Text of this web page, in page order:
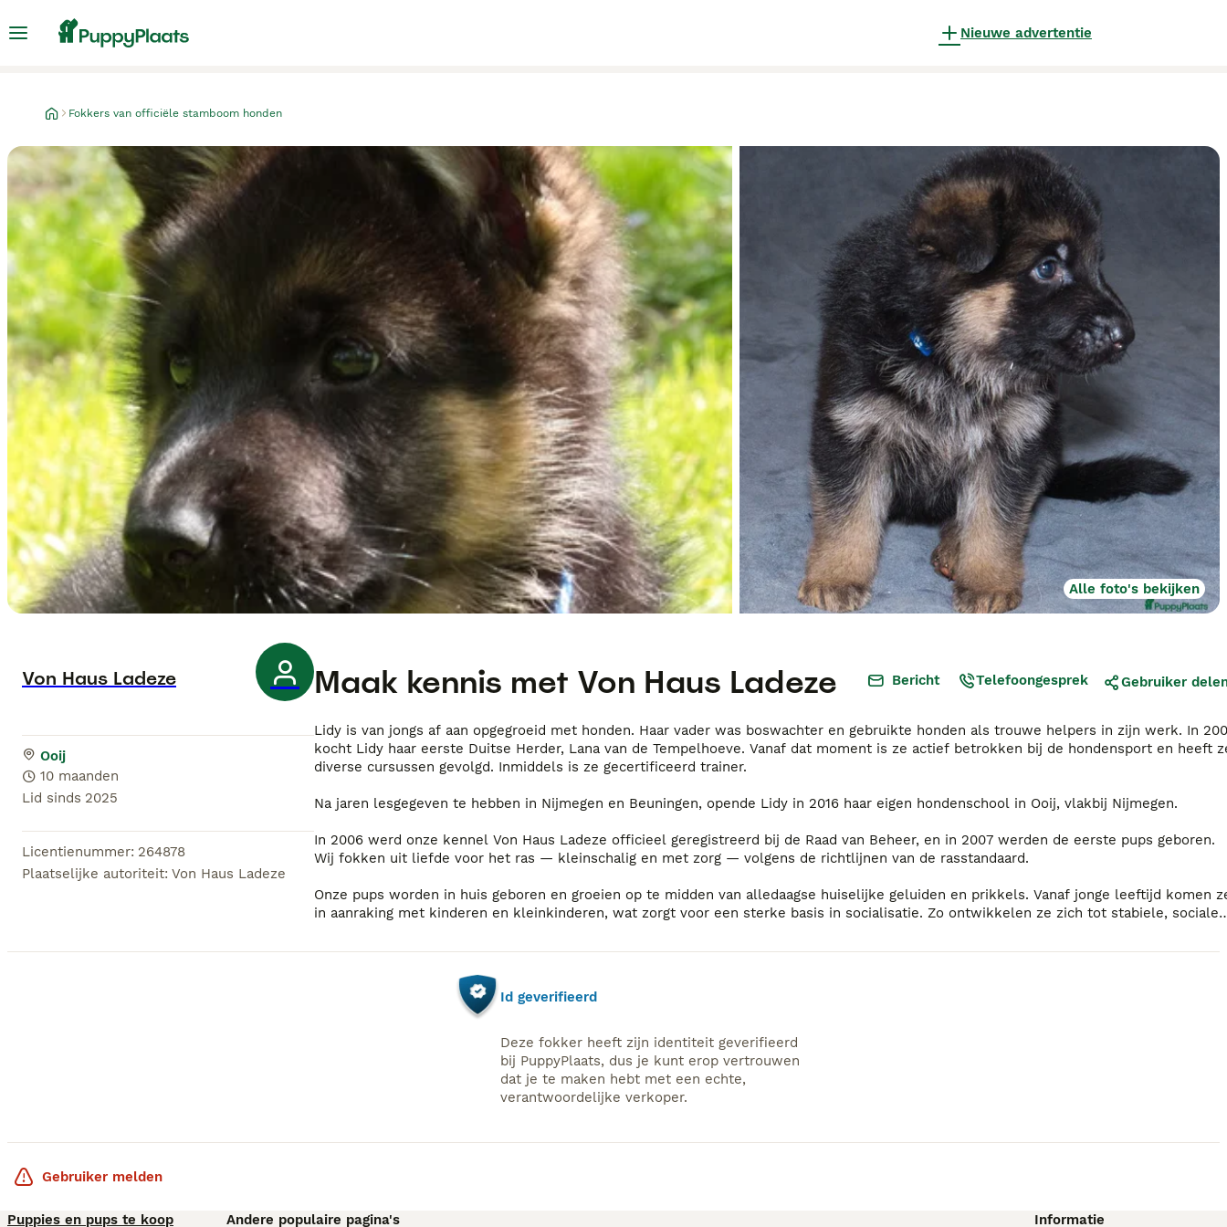
Nieuwe advertentie
Fokkers van officiële stamboom honden
Alle foto's bekijken
Von Haus Ladeze
Ooij
10 maanden
Lid sinds 2025
Licentienummer: 264878
Plaatselijke autoriteit: Von Haus Ladeze
Maak kennis met Von Haus Ladeze Bericht Telefoongesprek Gebruiker
Lidy is van jongs af aan opgegroeid met honden. Haar vader was boswachter en gebruikte honden als trouwe helpers in zijn werk. In
kocht Lidy haar eerste Duitse Herder, Lana van de Tempelhoeve. Vanaf dat moment is ze actief betrokken bij de hondensport en heeft
diverse cursussen gevolgd. Inmiddels is ze gecertificeerd trainer.
Na jaren lesgegeven te hebben in Nijmegen en Beuningen, opende Lidy in 2016 haar eigen hondenschool in Ooij, vlakbij Nijmegen.
In 2006 werd onze kennel Von Haus Ladeze officieel geregistreerd bij de Raad van Beheer, en in 2007 werden de eerste pups geboren.
Wij fokken uit liefde voor het ras — kleinschalig en met zorg — volgens de richtlijnen van de rasstandaard.
Onze pups worden in huis geboren en groeien op te midden van alledaagse huiselijke geluiden en prikkels. Vanaf jonge leeftijd komen
in aanraking met kinderen en kleinkinderen, wat zorgt voor een sterke basis in socialisatie. Zo ontwikkelen ze zich tot stabiele, sociale
gezellige en betrouwbare huisgenoten zijn.
Id geverifieerd
Deze fokker heeft zijn identiteit geverifieerd
bij PuppyPlaats, dus je kunt erop vertrouwen
dat je te maken hebt met een echte,
verantwoordelijke verkoper.
Gebruiker melden
Puppies en pups te koop Andere populaire pagina's Informatie